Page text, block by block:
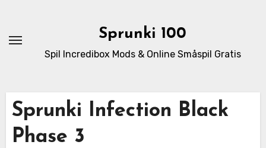
content
Sprunki 100
Spil Incredibox Mods & Online Småspil Gratis
Sprunki Infection Black
Phase 3